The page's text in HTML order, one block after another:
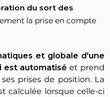
du sort des
la prise en compte
et globale d'une
est automatisé et prend
prises de position. La
calculée lorsque celle-ci